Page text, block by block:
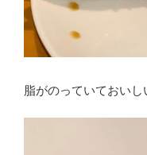
脂がのっていておいし